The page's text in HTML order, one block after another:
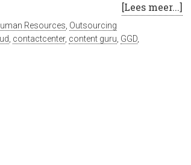
[Lees meer...]
Resources Outsourcing
contactcenter, content guru GGD